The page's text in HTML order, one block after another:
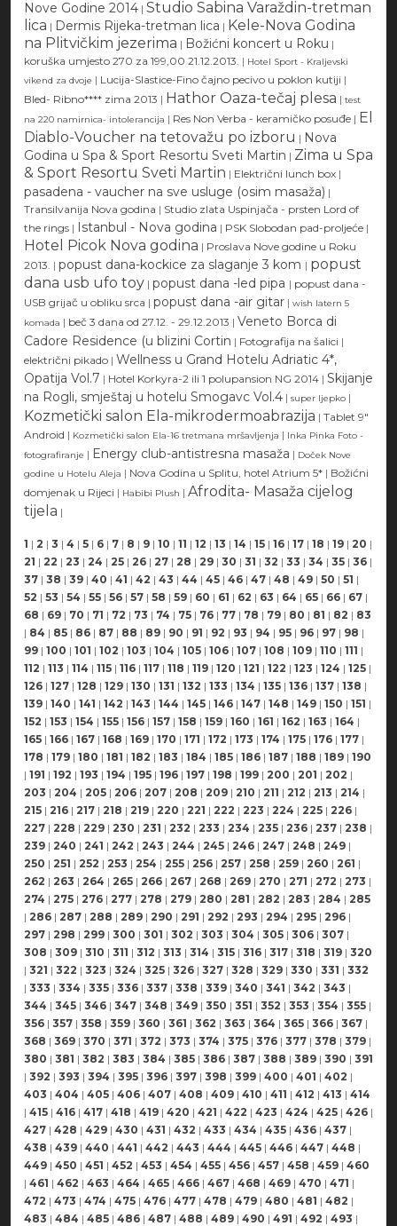
Nove Godine 2014 | Studio Sabina Varaždin-tretman
lica | Dermis Rijeka-tretman lica | Kele-Nova Godina
na Plitvičkim jezerima | Božićni koncert u Roku |
koruška umjesto 270 za 199,00 21.12.2013. | Hotel Sport - Kraljevski
vikend za dvoje | Lucija-Slastice-Fino čajno pecivo u poklon kutiji |
Bled- Ribno**** zima 2013 | Hathor Oaza-tečaj plesa | test
na 220 namirnica- intolerancija | Res Non Verba - keramičko posuđe | El
Diablo-Voucher na tetovažu po izboru | Nova
Godina u Spa & Sport Resortu Sveti Martin | Zima u Spa
& Sport Resortu Sveti Martin | Električni lunch box |
pasadena - vaucher na sve usluge (osim masaža) |
Transilvanija Nova godina | Studio zlata Uspinjača - prsten Lord of
the rings | Istanbul - Nova godina | PSK Slobodan pad-proljeće |
Hotel Picok Nova godina | Proslava Nove godine u Roku
2013. | popust dana-kockice za slaganje 3 kom | popust
dana usb ufo toy | popust dana -led pipa | popust dana -
USB grijač u obliku srca | popust dana -air gitar | wish latern 5
komada | beč 3 dana od 27.12. - 29.12.2013 | Veneto Borca di
Cadore Residence (u blizini Cortin | Fotografija na šalici |
električni pikado | Wellness u Grand Hotelu Adriatic 4*,
Opatija Vol.7 | Hotel Korkyra-2 ili 1 polupansion NG 2014 | Skijanje
na Rogli, smještaj u hotelu Smogavc Vol.4 | super ljepko |
Kozmetički salon Ela-mikrodermoabrazija | Tablet 9"
Android | Kozmetički salon Ela-16 tretmana mršavljenja | Inka Pinka Foto -
fotografiranje | Energy club-antistresna masaža | Doček Nove
godine u Hotelu Aleja | Nova Godina u Splitu, hotel Atrium 5* | Božićni
domjenak u Rijeci | Habibi Plush | Afrodita- Masaža cijelog
tijela |
1 | 2 | 3 | 4 | 5 | 6 | 7 | 8 | 9 | 10 | 11 | 12 | 13 | 14 | 15 | 16 | 17 | 18 | 19 | 20 |
21 | 22 | 23 | 24 | 25 | 26 | 27 | 28 | 29 | 30 | 31 | 32 | 33 | 34 | 35 | 36 |
37 | 38 | 39 | 40 | 41 | 42 | 43 | 44 | 45 | 46 | 47 | 48 | 49 | 50 | 51 |
52 | 53 | 54 | 55 | 56 | 57 | 58 | 59 | 60 | 61 | 62 | 63 | 64 | 65 | 66 | 67 |
68 | 69 | 70 | 71 | 72 | 73 | 74 | 75 | 76 | 77 | 78 | 79 | 80 | 81 | 82 | 83
| 84 | 85 | 86 | 87 | 88 | 89 | 90 | 91 | 92 | 93 | 94 | 95 | 96 | 97 | 98 |
99 | 100 | 101 | 102 | 103 | 104 | 105 | 106 | 107 | 108 | 109 | 110 | 111 |
112 | 113 | 114 | 115 | 116 | 117 | 118 | 119 | 120 | 121 | 122 | 123 | 124 | 125 |
126 | 127 | 128 | 129 | 130 | 131 | 132 | 133 | 134 | 135 | 136 | 137 | 138 |
139 | 140 | 141 | 142 | 143 | 144 | 145 | 146 | 147 | 148 | 149 | 150 | 151 |
152 | 153 | 154 | 155 | 156 | 157 | 158 | 159 | 160 | 161 | 162 | 163 | 164 |
165 | 166 | 167 | 168 | 169 | 170 | 171 | 172 | 173 | 174 | 175 | 176 | 177 |
178 | 179 | 180 | 181 | 182 | 183 | 184 | 185 | 186 | 187 | 188 | 189 | 190
| 191 | 192 | 193 | 194 | 195 | 196 | 197 | 198 | 199 | 200 | 201 | 202 |
203 | 204 | 205 | 206 | 207 | 208 | 209 | 210 | 211 | 212 | 213 | 214 |
215 | 216 | 217 | 218 | 219 | 220 | 221 | 222 | 223 | 224 | 225 | 226 |
227 | 228 | 229 | 230 | 231 | 232 | 233 | 234 | 235 | 236 | 237 | 238 |
239 | 240 | 241 | 242 | 243 | 244 | 245 | 246 | 247 | 248 | 249 |
250 | 251 | 252 | 253 | 254 | 255 | 256 | 257 | 258 | 259 | 260 | 261 |
262 | 263 | 264 | 265 | 266 | 267 | 268 | 269 | 270 | 271 | 272 | 273 |
274 | 275 | 276 | 277 | 278 | 279 | 280 | 281 | 282 | 283 | 284 | 285
| 286 | 287 | 288 | 289 | 290 | 291 | 292 | 293 | 294 | 295 | 296 |
297 | 298 | 299 | 300 | 301 | 302 | 303 | 304 | 305 | 306 | 307 |
308 | 309 | 310 | 311 | 312 | 313 | 314 | 315 | 316 | 317 | 318 | 319 | 320
| 321 | 322 | 323 | 324 | 325 | 326 | 327 | 328 | 329 | 330 | 331 | 332
| 333 | 334 | 335 | 336 | 337 | 338 | 339 | 340 | 341 | 342 | 343 |
344 | 345 | 346 | 347 | 348 | 349 | 350 | 351 | 352 | 353 | 354 | 355 |
356 | 357 | 358 | 359 | 360 | 361 | 362 | 363 | 364 | 365 | 366 | 367 |
368 | 369 | 370 | 371 | 372 | 373 | 374 | 375 | 376 | 377 | 378 | 379 |
380 | 381 | 382 | 383 | 384 | 385 | 386 | 387 | 388 | 389 | 390 | 391
| 392 | 393 | 394 | 395 | 396 | 397 | 398 | 399 | 400 | 401 | 402 |
403 | 404 | 405 | 406 | 407 | 408 | 409 | 410 | 411 | 412 | 413 | 414
| 415 | 416 | 417 | 418 | 419 | 420 | 421 | 422 | 423 | 424 | 425 | 426 |
427 | 428 | 429 | 430 | 431 | 432 | 433 | 434 | 435 | 436 | 437 |
438 | 439 | 440 | 441 | 442 | 443 | 444 | 445 | 446 | 447 | 448 |
449 | 450 | 451 | 452 | 453 | 454 | 455 | 456 | 457 | 458 | 459 | 460
| 461 | 462 | 463 | 464 | 465 | 466 | 467 | 468 | 469 | 470 | 471 |
472 | 473 | 474 | 475 | 476 | 477 | 478 | 479 | 480 | 481 | 482 |
483 | 484 | 485 | 486 | 487 | 488 | 489 | 490 | 491 | 492 | 493 |